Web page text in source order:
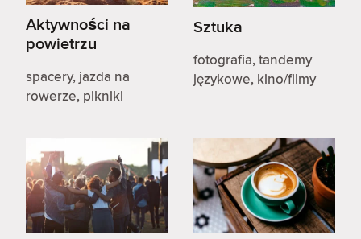
Aktywności na
powietrzu
spacery, jazda na
rowerze, pikniki
Sztuka
fotografia, tandemy
językowe, kino/filmy